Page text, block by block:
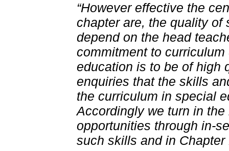
“However effective the
chapter are, the quality
depend on the head
commitment to
education is to be of high
enquiries that the skills
the curriculum in special
Accordingly we turn in
opportunities through in-
such skills and in